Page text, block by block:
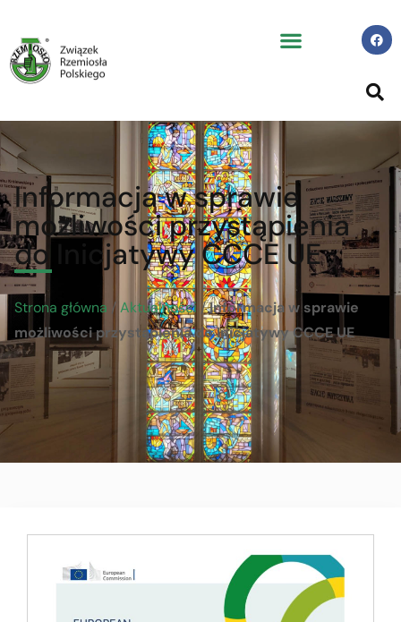
Informacja w sprawie
możliwości przystąpienia
do Inicjatywy CCCE UE
Strona główna / Aktualności /Informacja w sprawie
możliwości przystąpienia do Inicjatywy CCCE UE